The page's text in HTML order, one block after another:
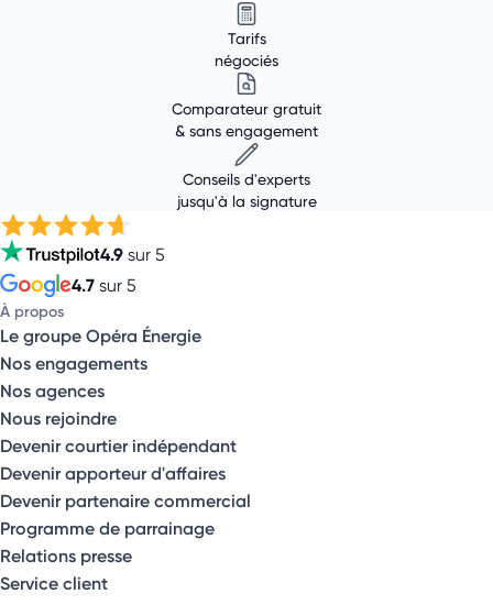
Tarifs
négociés
Comparateur gratuit
& sans engagement
Conseils d'experts
jusqu'à la signature
4.9 sur 5
4.7 sur 5
À propos
Le groupe Opéra Énergie
Nos engagements
Nos agences
Nous rejoindre
Devenir courtier indépendant
Devenir apporteur d'affaires
Devenir partenaire commercial
Programme de parrainage
Relations presse
Service client